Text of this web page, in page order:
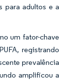
para adultos e a
um fator-chave
registrando
prevalência
amplificou a